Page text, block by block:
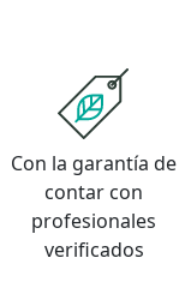
Con la garantía de
contar con
profesionales
verificados